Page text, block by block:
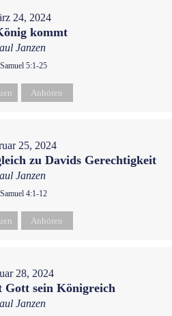
24, 2024
kommt
Janzen
5:1-25
Anhören
25, 2024
zu Davids Gerechtigkeit
Janzen
4:1-12
Anhören
28, 2024
Gott sein Königreich
Janzen